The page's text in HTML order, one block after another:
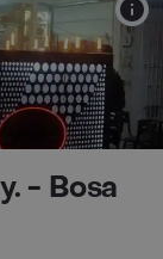
- Bosa